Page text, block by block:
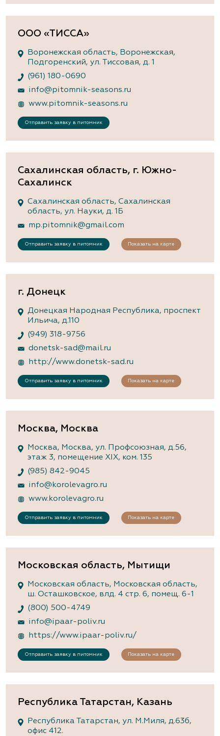
ООО «ТИССА»
Воронежская область, Воронежская,
Подгоренский, ул. Тиссовая, д. 1
(961) 180-0690
info@pitomnik-seasons.ru
www.pitomnik-seasons.ru
Отправить заявку в питомник
Сахалинская область, г. Южно-
Сахалинск
Сахалинская область, Сахалинская
область, ул. Науки, д. 1Б
mp.pitomnik@gmail.com
Отправить заявку в питомник Показать на карте
г. Донецк
Донецкая Народная Республика, проспект
Ильича, д.110
(949) 318-9756
donetsk-sad@mail.ru
http://www.donetsk-sad.ru
Отправить заявку в питомник Показать на карте
Москва, Москва
Москва, Москва, ул. Профсоюзная, д.56,
этаж 3, помещение XIX, ком. 135
(985) 842-9045
info@korolevagro.ru
www.korolevagro.ru
Отправить заявку в питомник Показать на карте
Московская область, Мытищи
Московская область, Московская область,
ш. Осташковское, влд. 4 стр. 6, помещ. 6-1
(800) 500-4749
info@ipaar-poliv.ru
https://www.ipaar-poliv.ru/
Отправить заявку в питомник Показать на карте
Республика Татарстан, Казань
Республика Татарстан, ул. М.Миля, д.63б,
офис 412.